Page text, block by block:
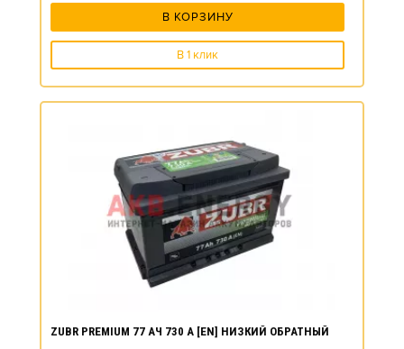
В КОРЗИНУ
В 1 клик
ZUBR PREMIUM 77 АЧ 730 А [EN] НИЗКИЙ ОБРАТНЫЙ